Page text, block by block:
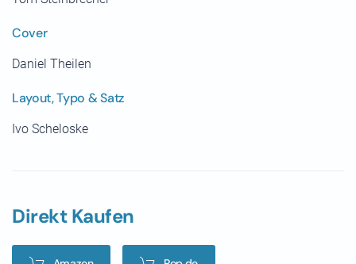
Cover
Daniel Theilen
Layout, Typo & Satz
Ivo Scheloske
Direkt Kaufen